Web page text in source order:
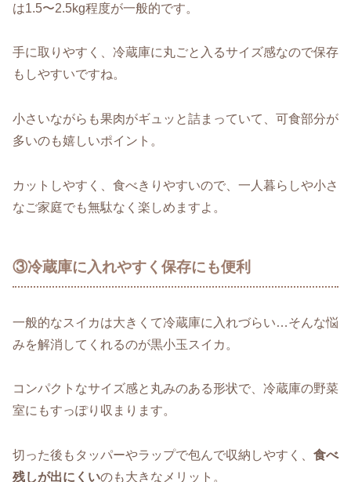
は1.5〜2.5kg程度が一般的です。
手に取りやすく、冷蔵庫に丸ごと入るサイズ感なので保存
もしやすいですね。
小さいながらも果肉がギュッと詰まっていて、可食部分が
多いのも嬉しいポイント。
カットしやすく、食べきりやすいので、一人暮らしや小さ
なご家庭でも無駄なく楽しめますよ。
③冷蔵庫に入れやすく保存にも便利
一般的なスイカは大きくて冷蔵庫に入れづらい…そんな悩
みを解消してくれるのが黒小玉スイカ。
コンパクトなサイズ感と丸みのある形状で、冷蔵庫の野菜
室にもすっぽり収まります。
切った後もタッパーやラップで包んで収納しやすく、 食べ
残しが出にくいのも大きなメリット。